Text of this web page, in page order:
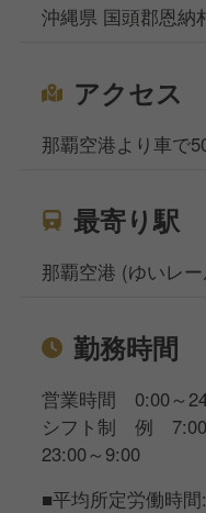
「心温かいホテル」
私達が強く抱く思
感じ取って頂けたの
沖縄県 国頭郡恩納
アクセス
那覇空港より車で
最寄り駅
那覇空港 (ゆいレー
勤務時間
営業時間 0:00～
シフト制 例
23:00～9:00
■平均所定労働時